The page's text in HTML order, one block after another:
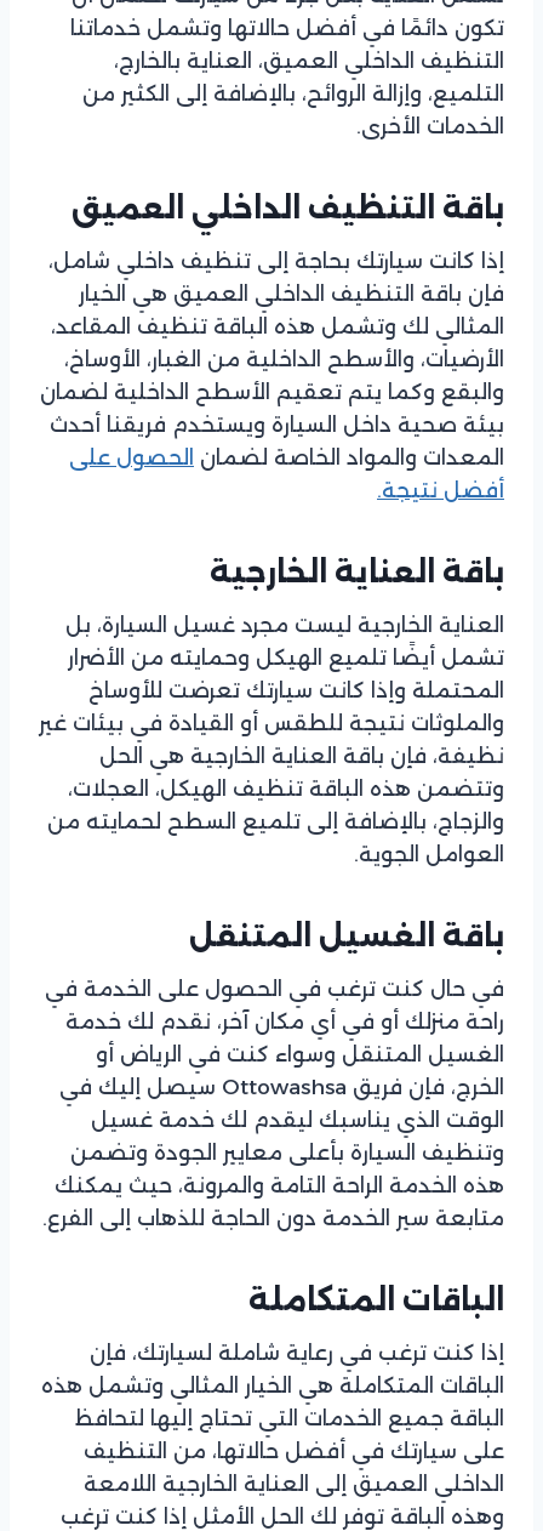
تكون دائمًا في أفضل حالاتها وتشمل خدماتنا
التنظيف الداخلي العميق، العناية بالخارج،
التلميع، وإزالة الروائح، بالإضافة إلى الكثير من
الخدمات الأخرى.
باقة التنظيف الداخلي العميق
إذا كانت سيارتك بحاجة إلى تنظيف داخلي شامل،
فإن باقة التنظيف الداخلي العميق هي الخيار
المثالي لك وتشمل هذه الباقة تنظيف المقاعد،
الأرضيات، والأسطح الداخلية من الغبار، الأوساخ،
والبقع وكما يتم تعقيم الأسطح الداخلية لضمان
بيئة صحية داخل السيارة ويستخدم فريقنا أحدث
المعدات والمواد الخاصة لضمان الحصول على
أفضل نتيجة.
باقة العناية الخارجية
العناية الخارجية ليست مجرد غسيل السيارة، بل
تشمل أيضًا تلميع الهيكل وحمايته من الأضرار
المحتملة وإذا كانت سيارتك تعرضت للأوساخ
والملوثات نتيجة للطقس أو القيادة في بيئات غير
نظيفة، فإن باقة العناية الخارجية هي الحل
وتتضمن هذه الباقة تنظيف الهيكل، العجلات،
والزجاج، بالإضافة إلى تلميع السطح لحمايته من
العوامل الجوية.
باقة الغسيل المتنقل
في حال كنت ترغب في الحصول على الخدمة في
راحة منزلك أو في أي مكان آخر، نقدم لك خدمة
الغسيل المتنقل وسواء كنت في الرياض أو
الخرج، فإن فريق Ottowashsa سيصل إليك في
الوقت الذي يناسبك ليقدم لك خدمة غسيل
وتنظيف السيارة بأعلى معايير الجودة وتضمن
هذه الخدمة الراحة التامة والمرونة، حيث يمكنك
متابعة سير الخدمة دون الحاجة للذهاب إلى الفرع.
الباقات المتكاملة
إذا كنت ترغب في رعاية شاملة لسيارتك، فإن
الباقات المتكاملة هي الخيار المثالي وتشمل هذه
الباقة جميع الخدمات التي تحتاج إليها لتحافظ
على سيارتك في أفضل حالاتها، من التنظيف
الداخلي العميق إلى العناية الخارجية اللامعة
وهذه الباقة توفر لك الحل الأمثل إذا كنت ترغب